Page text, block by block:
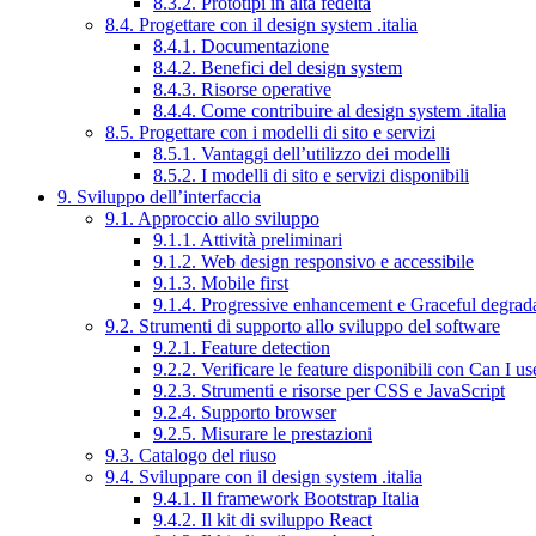
8.4. Progettare con il design system .italia
8.4.1. Documentazione
8.4.2. Benefici del design system
8.4.3. Risorse operative
8.4.4. Come contribuire al design system .italia
8.5. Progettare con i modelli di sito e servizi
8.5.1. Vantaggi dell’utilizzo dei modelli
8.5.2. I modelli di sito e servizi disponibili
9. Sviluppo dell’interfaccia
9.1. Approccio allo sviluppo
9.1.1. Attività preliminari
9.1.2. Web design responsivo e accessibile
9.1.3. Mobile first
9.1.4. Progressive enhancement e Graceful
9.2. Strumenti di supporto allo sviluppo del software
9.2.1. Feature detection
9.2.2. Verificare le feature disponibili con Can I
9.2.3. Strumenti e risorse per CSS e JavaScript
9.2.4. Supporto browser
9.2.5. Misurare le prestazioni
9.3. Catalogo del riuso
9.4. Sviluppare con il design system .italia
9.4.1. Il framework Bootstrap Italia
9.4.2. Il kit di sviluppo React